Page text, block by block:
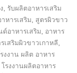
รับผลิตอาหารเสริม
หารเสริม
สูตรผิวขาว
ด์อาหารเสริม
อาหาร
เสริมผิวขาวเกาหลี
งงาน ผลิต อาหาร
โรงงานผลิตอาหาร